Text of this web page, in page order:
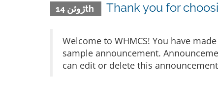
ژوئن 14th Thank you for
Welcome to WHMCS! You have
sample announcement.
can edit or delete this